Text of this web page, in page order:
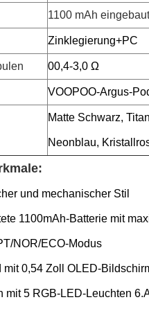
1100 mAh
Zinklegierung+PC
00,4-3,0 Ω
VOOPOO-Argus-
Matte Schwarz,
Neonblau,
und mechanischer Stil
1100mAh-Batterie mit
NOR/ECO-Modus
mit 0,54 Zoll OLED-
mit 5 RGB-LED-Leuchten